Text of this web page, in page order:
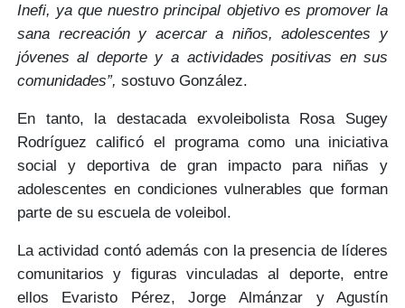
Inefi, ya que nuestro principal objetivo es promover la
sana recreación y acercar a niños, adolescentes y
jóvenes al deporte y a actividades positivas en sus
comunidades”, sostuvo González.
En tanto, la destacada exvoleibolista Rosa Sugey
Rodríguez calificó el programa como una iniciativa
social y deportivade gran impacto para niñas y
adolescentes en condiciones vulnerables que forman
parte de su escuela de voleibol.
La actividad contó además con la presencia de líderes
comunitarios y figuras vinculadas al deporte, entre
ellos Evaristo Pérez, Jorge Almánzar y Agustín